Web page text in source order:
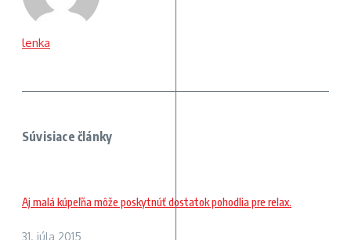
lenka
Súvisiace články
Aj malá kúpeľňa môže poskytnúť dostatok pohodlia pre relax.
31. júla 2015